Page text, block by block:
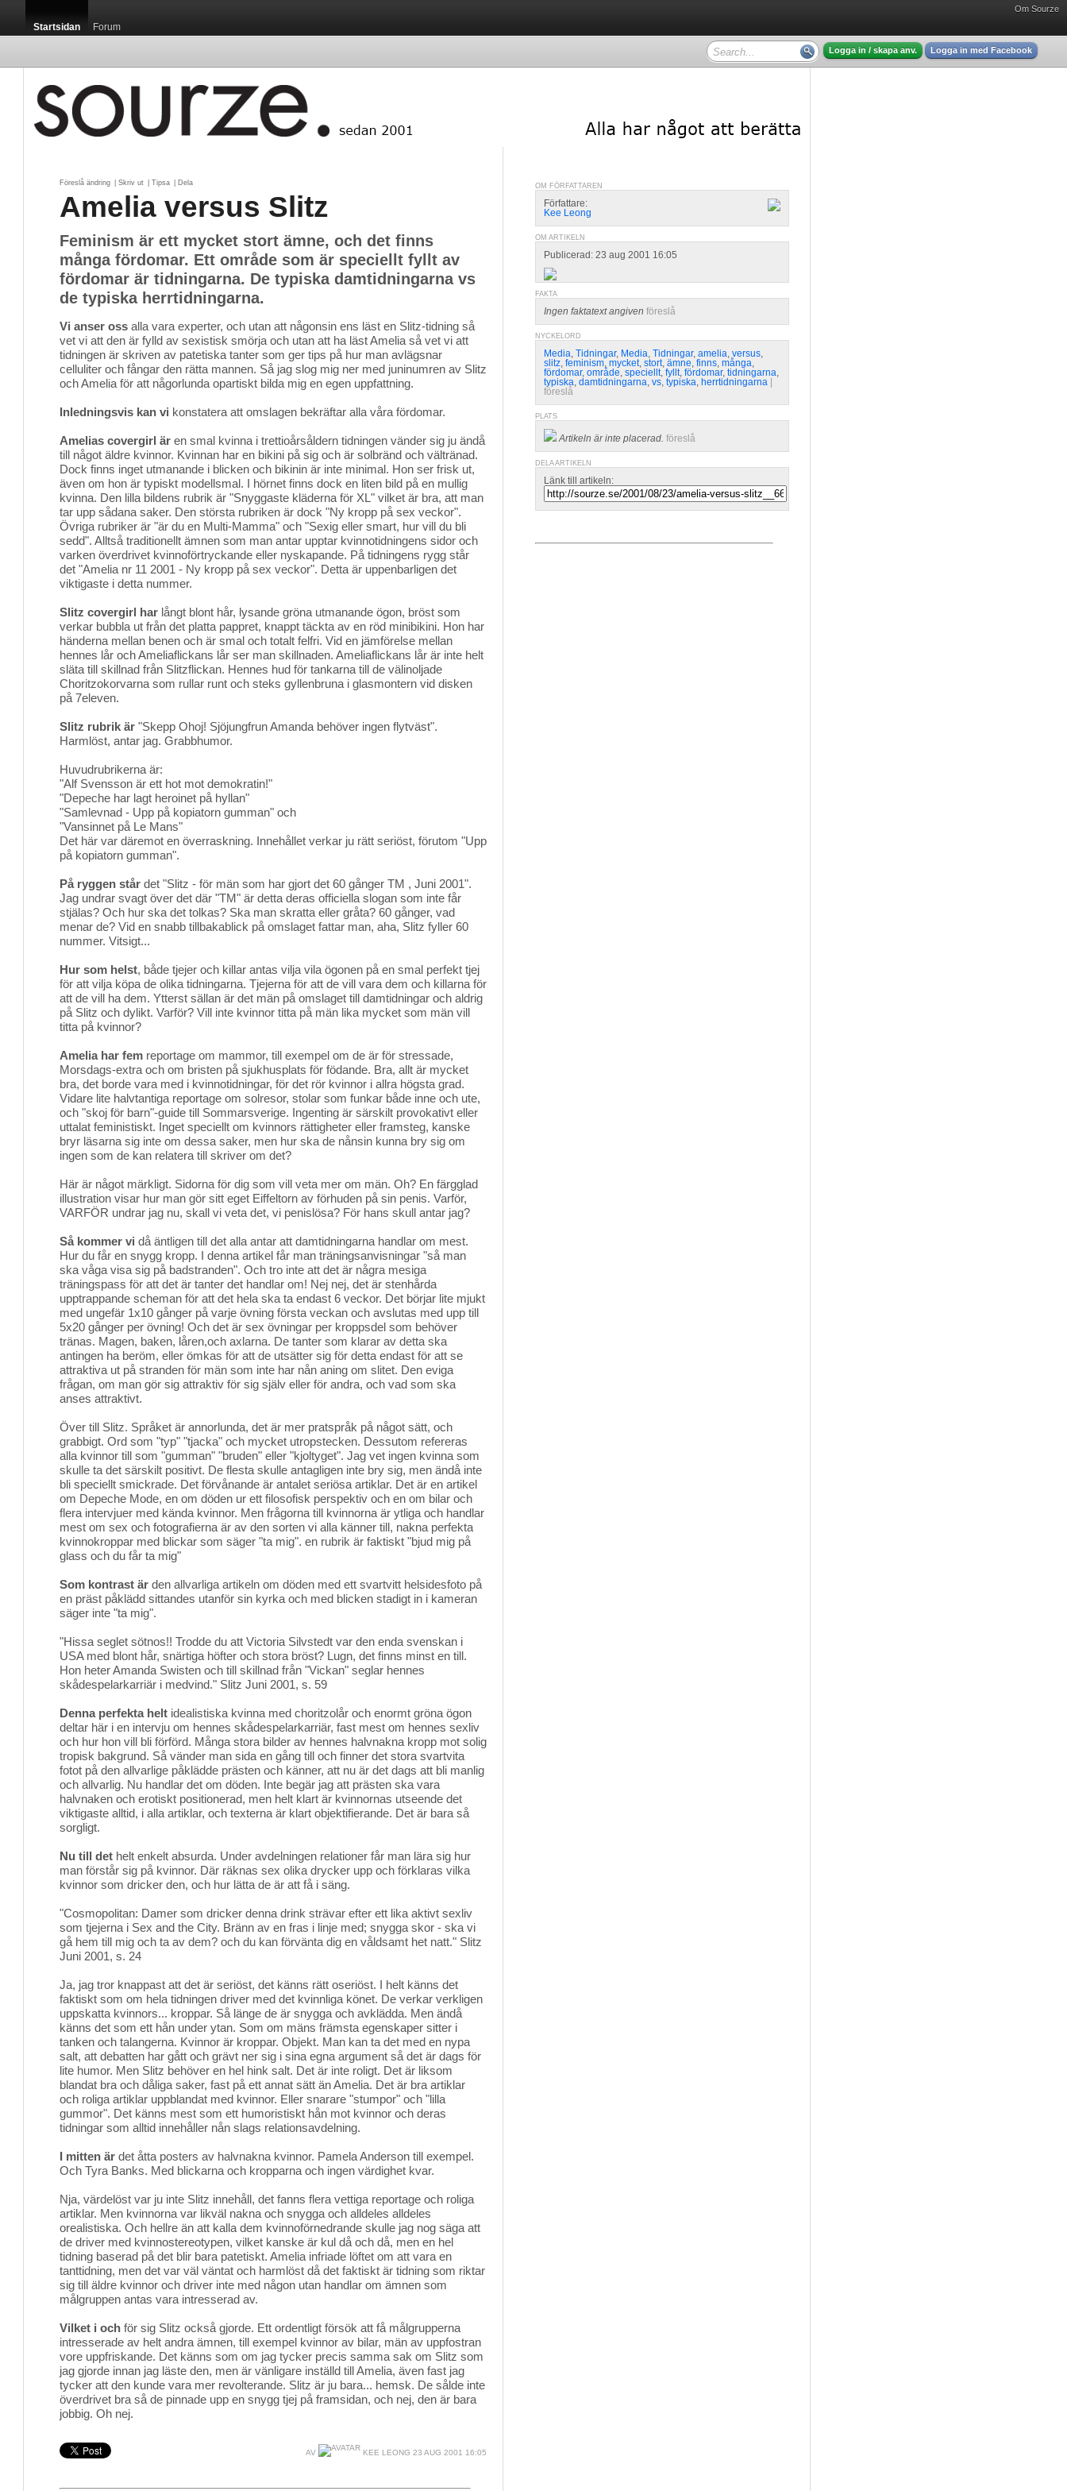
Om Sourze
Startsidan Forum
Logga in / skapa anv. Logga in med Facebook
Föreslå ändring Skriv ut Tipsa Dela
Amelia versus Slitz
Feminism är ett mycket stort ämne, och det finns
många fördomar. Ett område som är speciellt fyllt av
fördomar är tidningarna. De typiska damtidningarna vs
de typiska herrtidningarna.
Vi anser oss alla vara experter, och utan att någonsin ens läst en Slitz-tidning så
vet vi att den är fylld av sexistisk smörja och utan att ha läst Amelia så vet vi att
tidningen är skriven av patetiska tanter som ger tips på hur man avlägsnar
celluliter och fångar den rätta mannen. Så jag slog mig ner med juninumren av Slitz
och Amelia för att någorlunda opartiskt bilda mig en egen uppfattning.
Inledningsvis kan vi konstatera att omslagen bekräftar alla våra fördomar.
Amelias covergirl är en smal kvinna i trettioårsåldern tidningen vänder sig ju ändå
till något äldre kvinnor. Kvinnan har en bikini på sig och är solbränd och vältränad.
Dock finns inget utmanande i blicken och bikinin är inte minimal. Hon ser frisk ut,
även om hon är typiskt modellsmal. I hörnet finns dock en liten bild på en mullig
kvinna. Den lilla bildens rubrik är "Snyggaste kläderna för XL" vilket är bra, att man
tar upp sådana saker. Den största rubriken är dock "Ny kropp på sex veckor".
Övriga rubriker är "är du en Multi-Mamma" och "Sexig eller smart, hur vill du bli
sedd". Alltså traditionellt ämnen som man antar upptar kvinnotidningens sidor och
varken överdrivet kvinnoförtryckande eller nyskapande. På tidningens rygg står
det "Amelia nr 11 2001 - Ny kropp på sex veckor". Detta är uppenbarligen det
viktigaste i detta nummer.
Slitz covergirl har långt blont hår, lysande gröna utmanande ögon, bröst som
verkar bubbla ut från det platta pappret, knappt täckta av en röd minibikini. Hon har
händerna mellan benen och är smal och totalt felfri. Vid en jämförelse mellan
hennes lår och Ameliaflickans lår ser man skillnaden. Ameliaflickans lår är inte helt
släta till skillnad från Slitzflickan. Hennes hud för tankarna till de välinoljade
Choritzokorvarna som rullar runt och steks gyllenbruna i glasmontern vid disken
på 7eleven.
Slitz rubrik är "Skepp Ohoj! Sjöjungfrun Amanda behöver ingen flytväst".
Harmlöst, antar jag. Grabbhumor.
Huvudrubrikerna är:
"Alf Svensson är ett hot mot demokratin!"
"Depeche har lagt heroinet på hyllan"
"Samlevnad - Upp på kopiatorn gumman" och
"Vansinnet på Le Mans"
Det här var däremot en överraskning. Innehållet verkar ju rätt seriöst, förutom "Upp
på kopiatorn gumman".
På ryggen står det "Slitz - för män som har gjort det 60 gånger TM , Juni 2001".
Jag undrar svagt över det där "TM" är detta deras officiella slogan som inte får
stjälas? Och hur ska det tolkas? Ska man skratta eller gråta? 60 gånger, vad
menar de? Vid en snabb tillbakablick på omslaget fattar man, aha, Slitz fyller 60
nummer. Vitsigt...
Hur som helst, både tjejer och killar antas vilja vila ögonen på en smal perfekt tjej
för att vilja köpa de olika tidningarna. Tjejerna för att de vill vara dem och killarna för
att de vill ha dem. Ytterst sällan är det män på omslaget till damtidningar och aldrig
på Slitz och dylikt. Varför? Vill inte kvinnor titta på män lika mycket som män vill
titta på kvinnor?
Amelia har fem reportage om mammor, till exempel om de är för stressade,
Morsdags-extra och om bristen på sjukhusplats för födande. Bra, allt är mycket
bra, det borde vara med i kvinnotidningar, för det rör kvinnor i allra högsta grad.
Vidare lite halvtantiga reportage om solresor, stolar som funkar både inne och ute,
och "skoj för barn"-guide till Sommarsverige. Ingenting är särskilt provokativt eller
uttalat feministiskt. Inget speciellt om kvinnors rättigheter eller framsteg, kanske
bryr läsarna sig inte om dessa saker, men hur ska de nånsin kunna bry sig om
ingen som de kan relatera till skriver om det?
Här är något märkligt. Sidorna för dig som vill veta mer om män. Oh? En färgglad
illustration visar hur man gör sitt eget Eiffeltorn av förhuden på sin penis. Varför,
VARFÖR undrar jag nu, skall vi veta det, vi penislösa? För hans skull antar jag?
Så kommer vi då äntligen till det alla antar att damtidningarna handlar om mest.
Hur du får en snygg kropp. I denna artikel får man träningsanvisningar "så man
ska våga visa sig på badstranden". Och tro inte att det är några mesiga
träningspass för att det är tanter det handlar om! Nej nej, det är stenhårda
upptrappande scheman för att det hela ska ta endast 6 veckor. Det börjar lite mjukt
med ungefär 1x10 gånger på varje övning första veckan och avslutas med upp till
5x20 gånger per övning! Och det är sex övningar per kroppsdel som behöver
tränas. Magen, baken, låren,och axlarna. De tanter som klarar av detta ska
antingen ha beröm, eller ömkas för att de utsätter sig för detta endast för att se
attraktiva ut på stranden för män som inte har nån aning om slitet. Den eviga
frågan, om man gör sig attraktiv för sig själv eller för andra, och vad som ska
anses attraktivt.
Över till Slitz. Språket är annorlunda, det är mer pratspråk på något sätt, och
grabbigt. Ord som "typ" "tjacka" och mycket utropstecken. Dessutom refereras
alla kvinnor till som "gumman" "bruden" eller "kjoltyget". Jag vet ingen kvinna som
skulle ta det särskilt positivt. De flesta skulle antagligen inte bry sig, men ändå inte
bli speciellt smickrade. Det förvånande är antalet seriösa artiklar. Det är en artikel
om Depeche Mode, en om döden ur ett filosofisk perspektiv och en om bilar och
flera intervjuer med kända kvinnor. Men frågorna till kvinnorna är ytliga och handlar
mest om sex och fotografierna är av den sorten vi alla känner till, nakna perfekta
kvinnokroppar med blickar som säger "ta mig". en rubrik är faktiskt "bjud mig på
glass och du får ta mig"
Som kontrast är den allvarliga artikeln om döden med ett svartvitt helsidesfoto på
en präst påklädd sittandes utanför sin kyrka och med blicken stadigt in i kameran
säger inte "ta mig".
"Hissa seglet sötnos!! Trodde du att Victoria Silvstedt var den enda svenskan i
USA med blont hår, snärtiga höfter och stora bröst? Lugn, det finns minst en till.
Hon heter Amanda Swisten och till skillnad från "Vickan" seglar hennes
skådespelarkarriär i medvind." Slitz Juni 2001, s. 59
Denna perfekta helt idealistiska kvinna med choritzolår och enormt gröna ögon
deltar här i en intervju om hennes skådespelarkarriär, fast mest om hennes sexliv
och hur hon vill bli förförd. Många stora bilder av hennes halvnakna kropp mot solig
tropisk bakgrund. Så vänder man sida en gång till och finner det stora svartvita
fotot på den allvarlige påklädde prästen och känner, att nu är det dags att bli manlig
och allvarlig. Nu handlar det om döden. Inte begär jag att prästen ska vara
halvnaken och erotiskt positionerad, men helt klart är kvinnornas utseende det
viktigaste alltid, i alla artiklar, och texterna är klart objektifierande. Det är bara så
sorgligt.
Nu till det helt enkelt absurda. Under avdelningen relationer får man lära sig hur
man förstår sig på kvinnor. Där räknas sex olika drycker upp och förklaras vilka
kvinnor som dricker den, och hur lätta de är att få i säng.
"Cosmopolitan: Damer som dricker denna drink strävar efter ett lika aktivt sexliv
som tjejerna i Sex and the City. Bränn av en fras i linje med; snygga skor - ska vi
gå hem till mig och ta av dem? och du kan förvänta dig en våldsamt het natt." Slitz
Juni 2001, s. 24
Ja, jag tror knappast att det är seriöst, det känns rätt oseriöst. I helt känns det
faktiskt som om hela tidningen driver med det kvinnliga könet. De verkar verkligen
uppskatta kvinnors... kroppar. Så länge de är snygga och avklädda. Men ändå
känns det som ett hån under ytan. Som om mäns främsta egenskaper sitter i
tanken och talangerna. Kvinnor är kroppar. Objekt. Man kan ta det med en nypa
salt, att debatten har gått och grävt ner sig i sina egna argument så det är dags för
lite humor. Men Slitz behöver en hel hink salt. Det är inte roligt. Det är liksom
blandat bra och dåliga saker, fast på ett annat sätt än Amelia. Det är bra artiklar
och roliga artiklar uppblandat med kvinnor. Eller snarare "stumpor" och "lilla
gummor". Det känns mest som ett humoristiskt hån mot kvinnor och deras
tidningar som alltid innehåller nån slags relationsavdelning.
I mitten är det åtta posters av halvnakna kvinnor. Pamela Anderson till exempel.
Och Tyra Banks. Med blickarna och kropparna och ingen värdighet kvar.
Nja, värdelöst var ju inte Slitz innehåll, det fanns flera vettiga reportage och roliga
artiklar. Men kvinnorna var likväl nakna och snygga och alldeles alldeles
orealistiska. Och hellre än att kalla dem kvinnoförnedrande skulle jag nog säga att
de driver med kvinnostereotypen, vilket kanske är kul då och då, men en hel
tidning baserad på det blir bara patetiskt. Amelia infriade löftet om att vara en
tanttidning, men det var väl väntat och harmlöst då det faktiskt är tidning som riktar
sig till äldre kvinnor och driver inte med någon utan handlar om ämnen som
målgruppen antas vara intresserad av.
Vilket i och för sig Slitz också gjorde. Ett ordentligt försök att få målgrupperna
intresserade av helt andra ämnen, till exempel kvinnor av bilar, män av uppfostran
vore uppfriskande. Det känns som om jag tycker precis samma sak om Slitz som
jag gjorde innan jag läste den, men är vänligare inställd till Amelia, även fast jag
tycker att den kunde vara mer revolterande. Slitz är ju bara... hemsk. De sålde inte
överdrivet bra så de pinnade upp en snygg tjej på framsidan, och nej, den är bara
jobbig. Oh nej.
AV KEE LEONG 23 AUG 2001 16:05
OM FÖRFATTAREN
Författare:
Kee Leong
OM ARTIKELN
Publicerad: 23 aug 2001 16:05
FAKTA
Ingen faktatext angiven föreslå
NYCKELORD
Media, Tidningar, Media, Tidningar, amelia, versus,
slitz, feminism, mycket, stort, ämne, finns, många,
fördomar, område, speciellt, fyllt, fördomar, tidningarna,
typiska, damtidningarna, vs, typiska, herrtidningarna
föreslå
PLATS
Artikeln är inte placerad. föreslå
DELA ARTIKELN
Länk till artikeln: